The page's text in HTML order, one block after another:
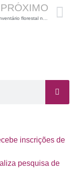
PRÓXIMO
inscrições de
pesquisa de